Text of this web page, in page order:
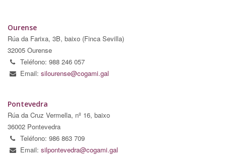
Ourense
Rúa da Farixa, 3B, baixo (Finca Sevilla)
32005 Ourense
Teléfono: 988 246 057
Email: silourense@cogami.gal
Pontevedra
Rúa da Cruz Vermella, nº 16, baixo
36002 Pontevedra
Teléfono: 986 863 709
Email: silpontevedra@cogami.gal